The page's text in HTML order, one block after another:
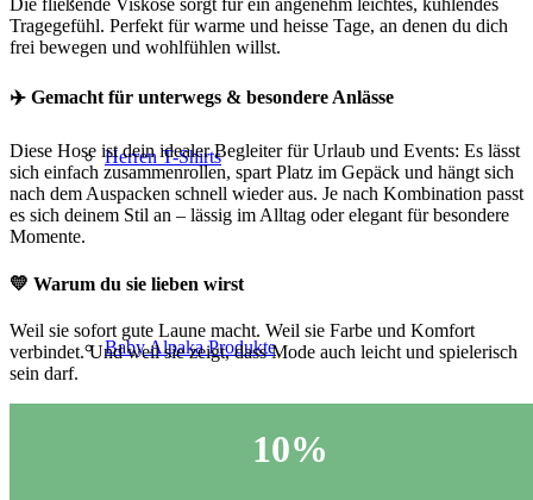
Herren T-Shirts
Baby Alpaka Produkte
Die fließende Viskose sorgt für ein angenehm leichtes, kühlendes
Tragegefühl. Perfekt für warme und heisse Tage, an denen du dich
frei bewegen und wohlfühlen willst.
✈️ Gemacht für unterwegs & besondere Anlässe
Diese Hose ist dein idealer Begleiter für Urlaub und Events: Es lässt
sich einfach zusammenrollen, spart Platz im Gepäck und hängt sich
nach dem Auspacken schnell wieder aus. Je nach Kombination passt
es sich deinem Stil an – lässig im Alltag oder elegant für besondere
Momente.
💛 Warum du sie lieben wirst
Weil sie sofort gute Laune macht. Weil sie Farbe und Komfort
verbindet. Und weil sie zeigt, dass Mode auch leicht und spielerisch
sein darf.
10%